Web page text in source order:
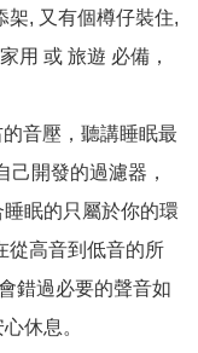
架, 又有個樽仔裝住,
用 或 旅遊 必備，
音壓，聽講睡眠最
開發的過濾器，
眠的只屬於你的環
從高音到低音的所
錯過必要的聲音如
休息。